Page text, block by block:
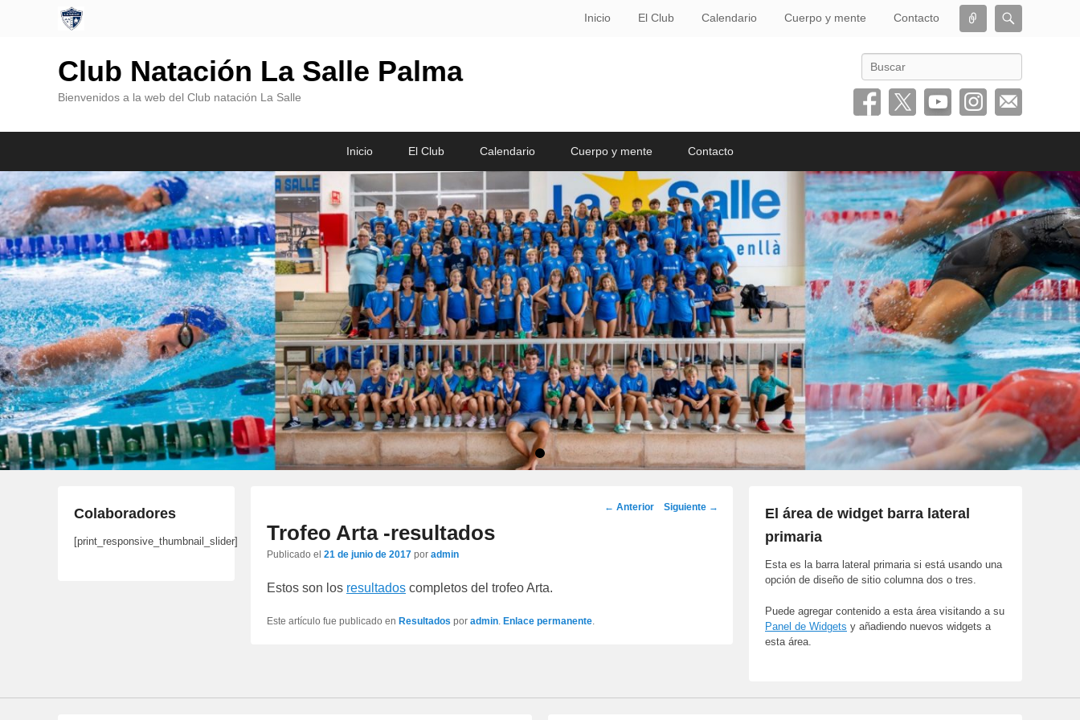
Conectar
Inicio El Club Calendario Cuerpo y mente Contacto
Club Natación La Salle Palma
Bienvenidos a la web del Club natación La Salle
Buscar
contenido
principal
contenido
secundario
Inicio El Club Calendario Cuerpo y mente Contacto
•
Navegación
← Anterior Siguiente →
Trofeo Arta -resultados
Publicado el 21 de junio de 2017 por admin
Estos son los resultados completos del trofeo Arta.
Este artículo fue publicado en Resultados por admin Enlace permanente
El área de widget barra lateral
primaria
Esta es la barra lateral primaria si está usando una
opción de diseño de sitio columna dos o tres.
Puede agregar contenido a esta área visitando a su
Panel de Widgets y añadiendo nuevos widgets a
esta área.
Colaboradores
[print_responsive_thumbnail_slider]